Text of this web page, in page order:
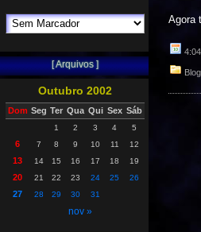
Agora
Blog
[ Arquivos ]
Outubro 2002
Dom Seg Ter Qua Qui Sex Sáb
1 2 3 4 5
6 7 8 9 10 11 12
13 14 15 16 17 18 19
20 21 22 23 24 25 26
27 28 29 30 31
nov »